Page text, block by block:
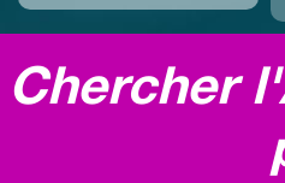
Chercher